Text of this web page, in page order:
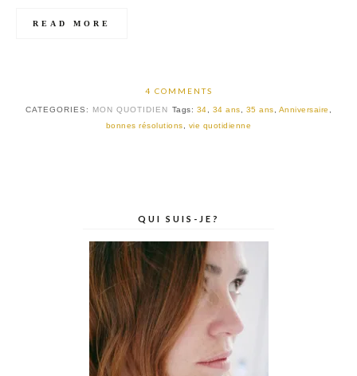
READ MORE
4 COMMENTS
CATEGORIES: MON QUOTIDIEN Tags: 34 34 ans 35 ans Anniversaire
bonnes résolutions
vie quotidienne
QUI SUIS-JE?